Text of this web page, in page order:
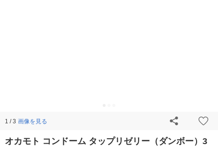
1 / 3 画像を見る
オカモト コンドーム タップリゼリー（ダンボー）3